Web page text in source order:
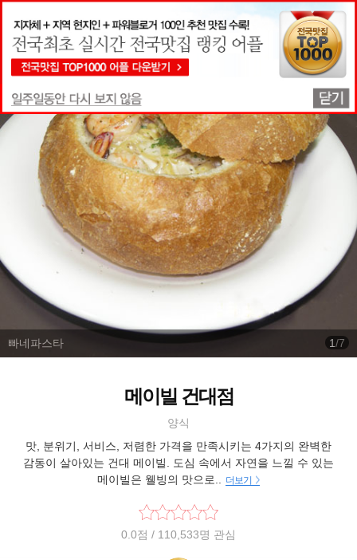
맛집상세정보
빠네파스타 1/7
메이빌 건대점
양식
맛, 분위기, 서비스, 저렴한 가격을 만족시키는 4가지의 완벽한
감동이 살아있는 건대 메이빌. 도심 속에서 자연을 느낄 수 있는
메이빌은 웰빙의 맛으로..
더보기
0.0점 / 110,533명 관심